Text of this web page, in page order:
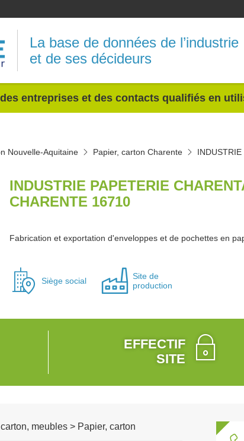
La base de données de l’industrie
et de ses décideurs
des entreprises et des contacts qualifiés en
Nouvelle-Aquitaine Papier, carton Charente INDUSTRIE
INDUSTRIE PAPETERIE
CHARENTE 16710
Fabrication et exportation d'enveloppes et de pochettes en
Siège social
Site de
production
EFFECTIF
SITE
meubles > Papier, carton